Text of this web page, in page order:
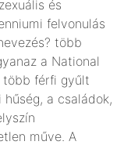
és
felvonulás
több
a National
több férfi gyűlt
a családok,
műve. A